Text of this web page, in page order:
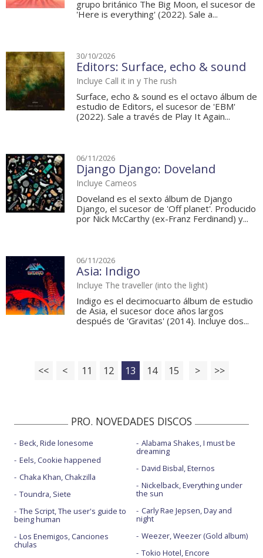
grupo británico The Big Moon, el sucesor de
'Here is everything' (2022). Sale a...
30/10/2026
Editors: Surface, echo & sound
Incluye Call it in y The rush
Surface, echo & sound es el octavo álbum de
estudio de Editors, el sucesor de 'EBM'
(2022). Sale a través de Play It Again...
06/11/2026
Django Django: Doveland
Incluye Cameos
Doveland es el sexto álbum de Django
Django, el sucesor de 'Off planet'. Producido
por Nick McCarthy (ex-Franz Ferdinand) y...
06/11/2026
Asia: Indigo
Incluye The traveller (into the light)
Indigo es el decimocuarto álbum de estudio
de Asia, el sucesor doce años largos
después de 'Gravitas' (2014). Incluye dos...
<< < 11 12 13 14 15 > >>
PRO. NOVEDADES DISCOS
Beck, Ride lonesome
Eels, Cookie happened
Chaka Khan, Chakzilla
Toundra, Siete
The Script, The user's guide to
being human
Los Enemigos, Canciones
chulas
Alabama Shakes, I must be
dreaming
David Bisbal, Eternos
Nickelback, Everything under
the sun
Carly Rae Jepsen, Day and
night
Weezer, Weezer (Gold album)
Tokio Hotel, Encore